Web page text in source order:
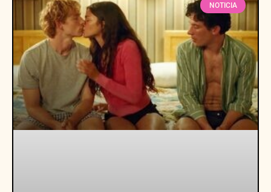
NOTICIA